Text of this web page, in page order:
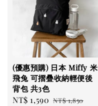
(優惠預購) 日本 Miffy 米
飛兔 可摺疊收納輕便後
背包 共3色
Sale
NT$ 1,590 Regular
NT$ 1,850